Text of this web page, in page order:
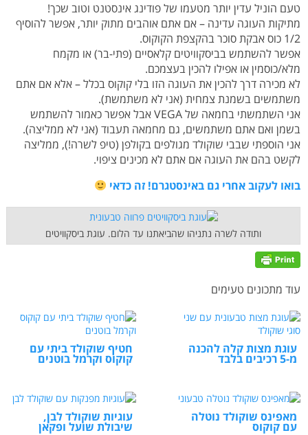
טעם הוניל עדין יותר מטעמו של פודינג אינסטנט וטוב שכך!
מתיקות העוגה עדינה – אם אתם אוהבים מתוק יותר, אפשר להוסיף
1/2 כוס אבקת סוכר בהקצפת הקוקוס.
אפשר להשתמש בביסקוויטים קלאסיים (פתי-בר) או מקמח
מלא/כוסמין או אפילו להכין בעצמכם.
לא מכירה דרך להכין את העוגה הזו בלי קוקוס בכלל – אלא אם אתם
משתמשים בשמנת צמחית (אני לא משתמשת).
אני השתמשתי בחמאה של VEGA אבל אפשר כאמור להשתמש
בשמן ואם אתם משתמשים, גם מחמאה תעבוד (אני לא ממליצה).
אני הוספתי שבבי שוקולד מגולפים בקולפן (טיפ לשרה!), ממליצה
לקשט בהם את העוגה אם אתם לא מכינים ציפוי.
בואו לעקוב אחרי גם באינסטגרם! זה כדאי
ותודה לשרה נתניהו שהביאתנו עד הלום. עוגת ביסקוויטים
עוד מתכונים טעימים
עוגת מצות קלה להכנה
מ-5 רכיבים בלבד
חטיף שוקולד ביתי עם
קוקוס וקרמל בוטנים
מאפינס שוקולד נוטלה
עם קוקוס
עוגיות שוקולד לבן,
שיבולת שועל ופקאן